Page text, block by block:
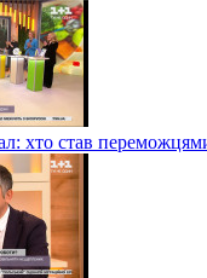
хто став